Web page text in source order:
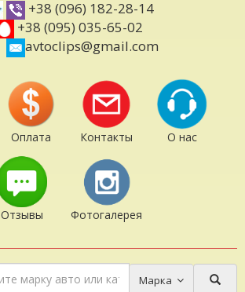
+38 (096) 182-28-14
+38 (095) 035-65-02
avtoclips@gmail.com
Оплата Контакты О нас
Отзывы Фотогалерея
Марка